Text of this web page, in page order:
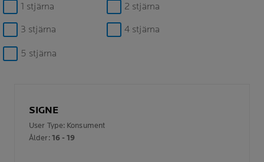
1 stjärna
2 stjärna
3 stjärna 4 stjärna
5 stjärna
SIGNE
User Type: Konsument
Ålder:16 - 19